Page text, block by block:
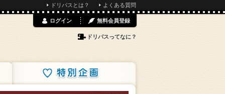
ドリパスとは？ よくある質問
ログイン 無料会員登録
ドリパスってなに？